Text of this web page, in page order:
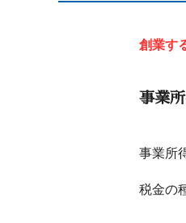
創業す
事業
事業所
税金の